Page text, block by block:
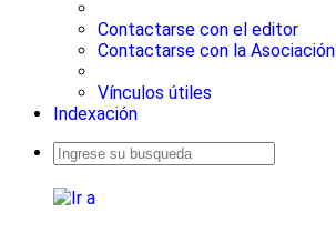
Contactarse con el editor
Contactarse con la Asociación
Vínculos útiles
Indexación